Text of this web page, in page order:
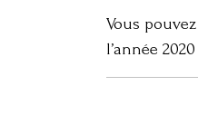
Vous
l’année